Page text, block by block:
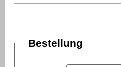
Bestellung